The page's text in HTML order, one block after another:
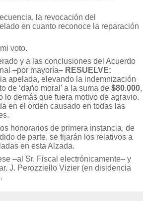
la revocación del
en cuanto reconoce la reparación
voto.
y a las conclusiones del Acuerdo
–por mayoría– RESUELVE:
apelada, elevando la indemnización
de ‘daño moral’ a la suma de $80.000,
lo demás que fuera motivo de agravio.
en el orden causado en todas las
honorarios de primera instancia, de
de parte, se fijarán los relativos a
en esta Alzada.
–al Sr. Fiscal electrónicamente– y
J. Perozziello Vizier (en disidencia